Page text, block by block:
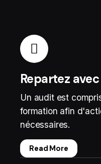
Repartez
Un audit est
formation afin
nécessaires.
Read More